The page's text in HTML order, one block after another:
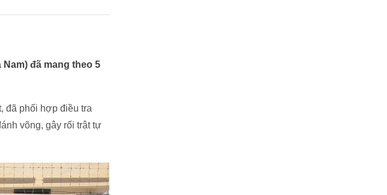
đã mang theo 5
đã phối hợp điều tra
võng, gây rối trật tự